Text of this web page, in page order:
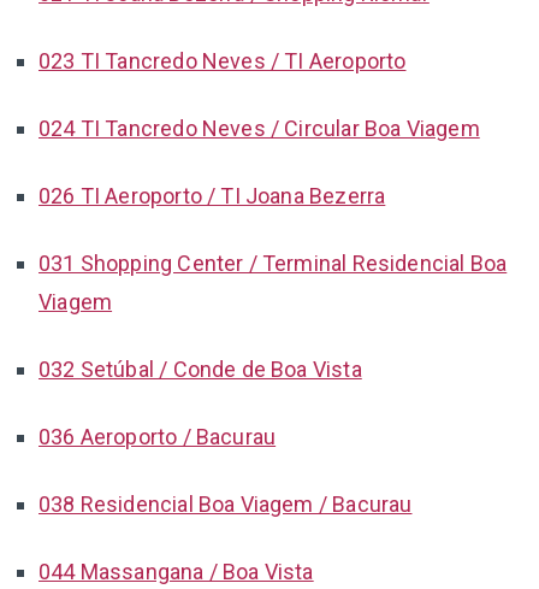
023 TI Tancredo Neves / TI Aeroporto
024 TI Tancredo Neves / Circular Boa Viagem
026 TI Aeroporto / TI Joana Bezerra
031 Shopping Center / Terminal Residencial Boa
Viagem
032 Setúbal / Conde de Boa Vista
036 Aeroporto / Bacurau
038 Residencial Boa Viagem / Bacurau
044 Massangana / Boa Vista